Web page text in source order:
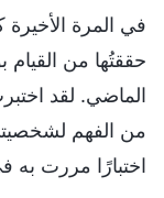
في المرة
حققتُها من القيام
الماضي. لقد
من الفهم
اختبارًا مررت